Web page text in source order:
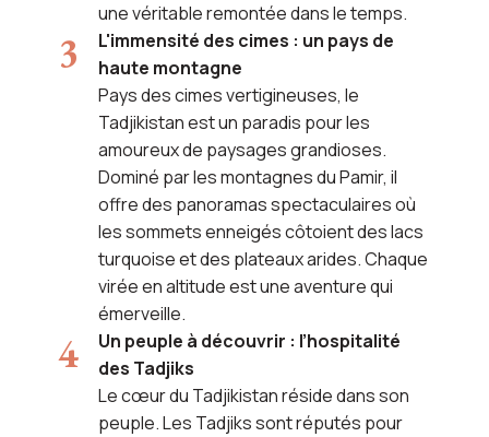
une véritable remontée dans le temps.
L'immensité des cimes : un pays de
haute montagne
Pays des cimes vertigineuses, le
Tadjikistan est un paradis pour les
amoureux de paysages grandioses.
Dominé par les montagnes du Pamir, il
offre des panoramas spectaculaires où
les sommets enneigés côtoient des lacs
turquoise et des plateaux arides. Chaque
virée en altitude est une aventure qui
émerveille.
Un peuple à découvrir : l’hospitalité
des Tadjiks
Le cœur du Tadjikistan réside dans son
peuple. Les Tadjiks sont réputés pour